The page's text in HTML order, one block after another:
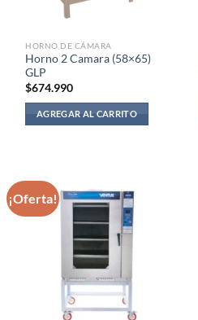
HORNO DE CÁMARA
Horno 2 Camara (58×65)
GLP
$674.990
AGREGAR AL CARRITO
¡Oferta!